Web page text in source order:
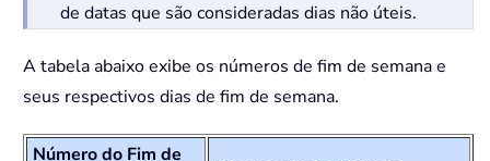
de datas que são consideradas dias não úteis.
A tabela abaixo exibe os números de fim de semana e
seus respectivos dias de fim de semana.
Número do Fim de